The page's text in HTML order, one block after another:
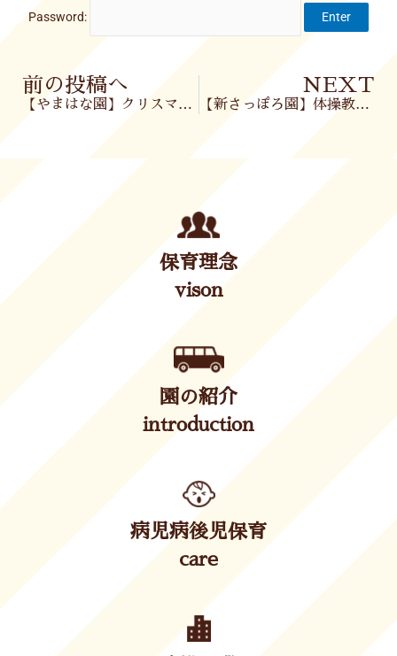
Password:
Prev
前の投稿へ
【やまはな園】クリスマス会🎄
NEXT
【新さっぽろ園】体操教室🤸‍♂️🏃‍♀️
保育理念
vison
園の紹介
introduction
病児病後児保育
care